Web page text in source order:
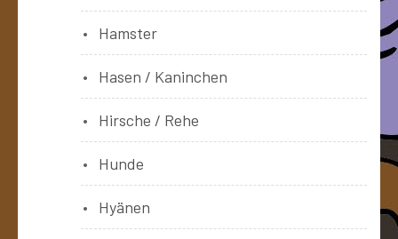
Hamster
Hasen / Kaninchen
Hirsche / Rehe
Hunde
Hyänen